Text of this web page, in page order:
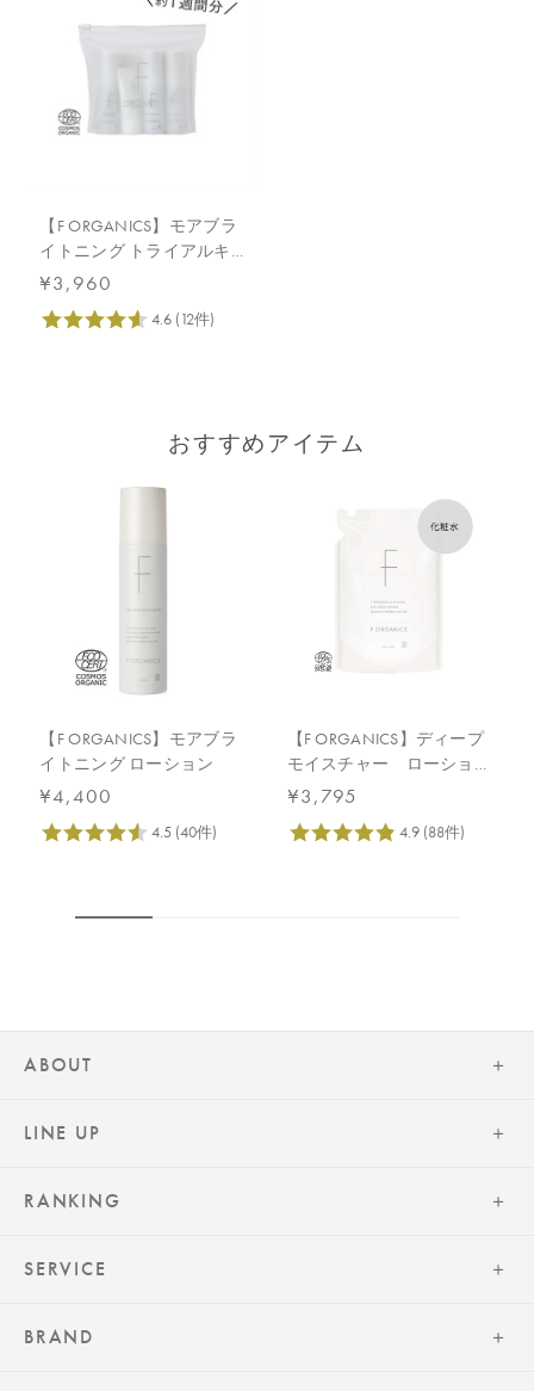
【F ORGANICS】モアブラ
イトニング トライアルキ
ット
¥3,960
おすすめアイテム
【F ORGANICS】モアブラ
イトニング ローション
¥4,400
【F ORGANICS】ディープ
モイスチャー ローショ
ン 詰替え用 140mL
¥3,795
ABOUT
LINE UP
RANKING
SERVICE
BRAND